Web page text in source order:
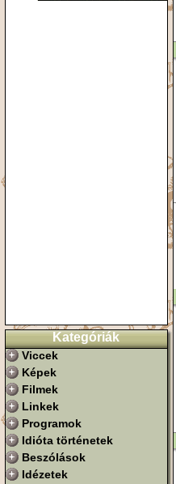
Kategóriák
Viccek
Képek
Filmek
Linkek
Programok
Idióta történetek
Beszólások
Idézetek